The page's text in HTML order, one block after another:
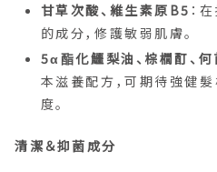
甘草次酸、維生素原B5 ：
的成分，修護敏弱肌膚。
5α酯化鱷梨油、棕櫚酊、
本滋養配方，可期待強健
度。
清潔＆抑菌成分